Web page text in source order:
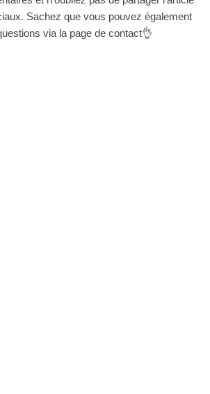
Sachez que vous pouvez également
via la page de contact👌